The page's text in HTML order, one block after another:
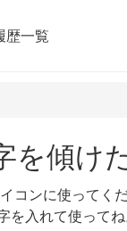
歴一覧
を傾け
ンに使ってくだ
入れて使ってね